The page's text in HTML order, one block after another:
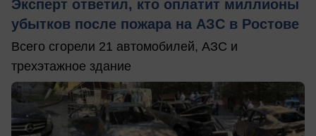
Эксперт ответил, кто оплатит миллионы
убытков после пожара на АЗС в Ростове
Всего сгорели 21 автомобилей, АЗС и
трехэтажное здание